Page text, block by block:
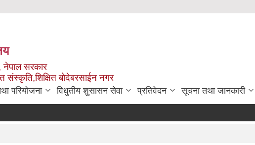
नेपाल सरकार
संस्कृति,शिक्षित बोदेबरसाईन नगर
परियोजना विधुतीय शुसासन सेवा प्रतिवेदन सूचना तथा जानकारी